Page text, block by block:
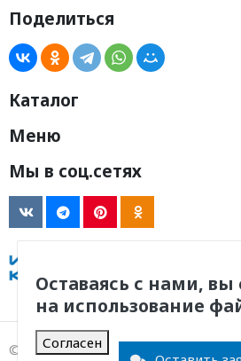
Поделиться
Каталог
Меню
Мы в соц.сетях
© 2011 -2026, ООО Инженерная
Оставаясь с нами, вы
на использование
Согласен